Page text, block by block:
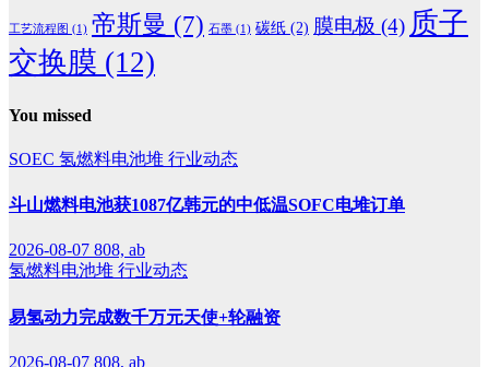
工艺流程图 (1) 帝斯曼 (7) 石墨 (1) 碳纸 (2) 膜电极 (4) 质子
交换膜 (12)
You missed
SOEC 氢燃料电池堆 行业动态
斗山燃料电池获1087亿韩元的中低温SOFC电堆订单
2026-08-07 808, ab
氢燃料电池堆 行业动态
易氢动力完成数千万元天使+轮融资
2026-08-07 808, ab